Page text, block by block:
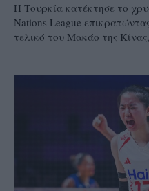
H Τουρκία κατέκτησε το
Nations League
τελικό του Μακάο της